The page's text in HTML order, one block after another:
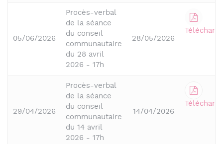
05/06/2026
Procès-verbal
de la séance
du conseil
communautaire
du 28 avril
2026 - 17h
28/05/2026
29/04/2026
Procès-verbal
de la séance
du conseil
communautaire
du 14 avril
2026 - 17h
14/04/2026